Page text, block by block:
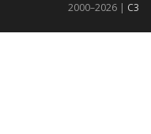
2000–2026 | C3